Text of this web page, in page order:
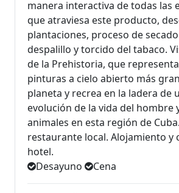
manera interactiva de todas las
que atraviesa este producto,
plantaciones, proceso de
despalillo y torcido del tabaco.
de la Prehistoria, que
pinturas a cielo abierto más
planeta y recrea en la ladera de
evolución de la vida del hombre
animales en esta región de
restaurante local. Alojamiento y
hotel.
Desayuno
Cena